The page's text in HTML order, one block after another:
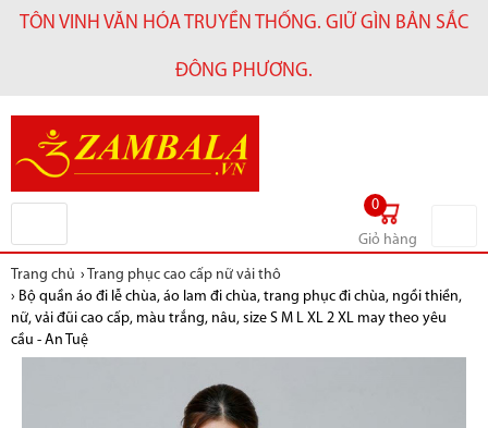
TÔN VINH VĂN HÓA TRUYỀN THỐNG. GIỮ GÌN BẢN SẮC
ĐÔNG PHƯƠNG.
0
Giỏ hàng
Trang chủ ›
Trang phục cao cấp nữ vải thô
› Bộ quần áo đi lễ chùa, áo lam đi chùa, trang phục đi chùa, ngồi thiền,
nữ, vải đũi cao cấp, màu trắng, nâu, size S M L XL 2 XL may theo yêu
cầu - An Tuệ